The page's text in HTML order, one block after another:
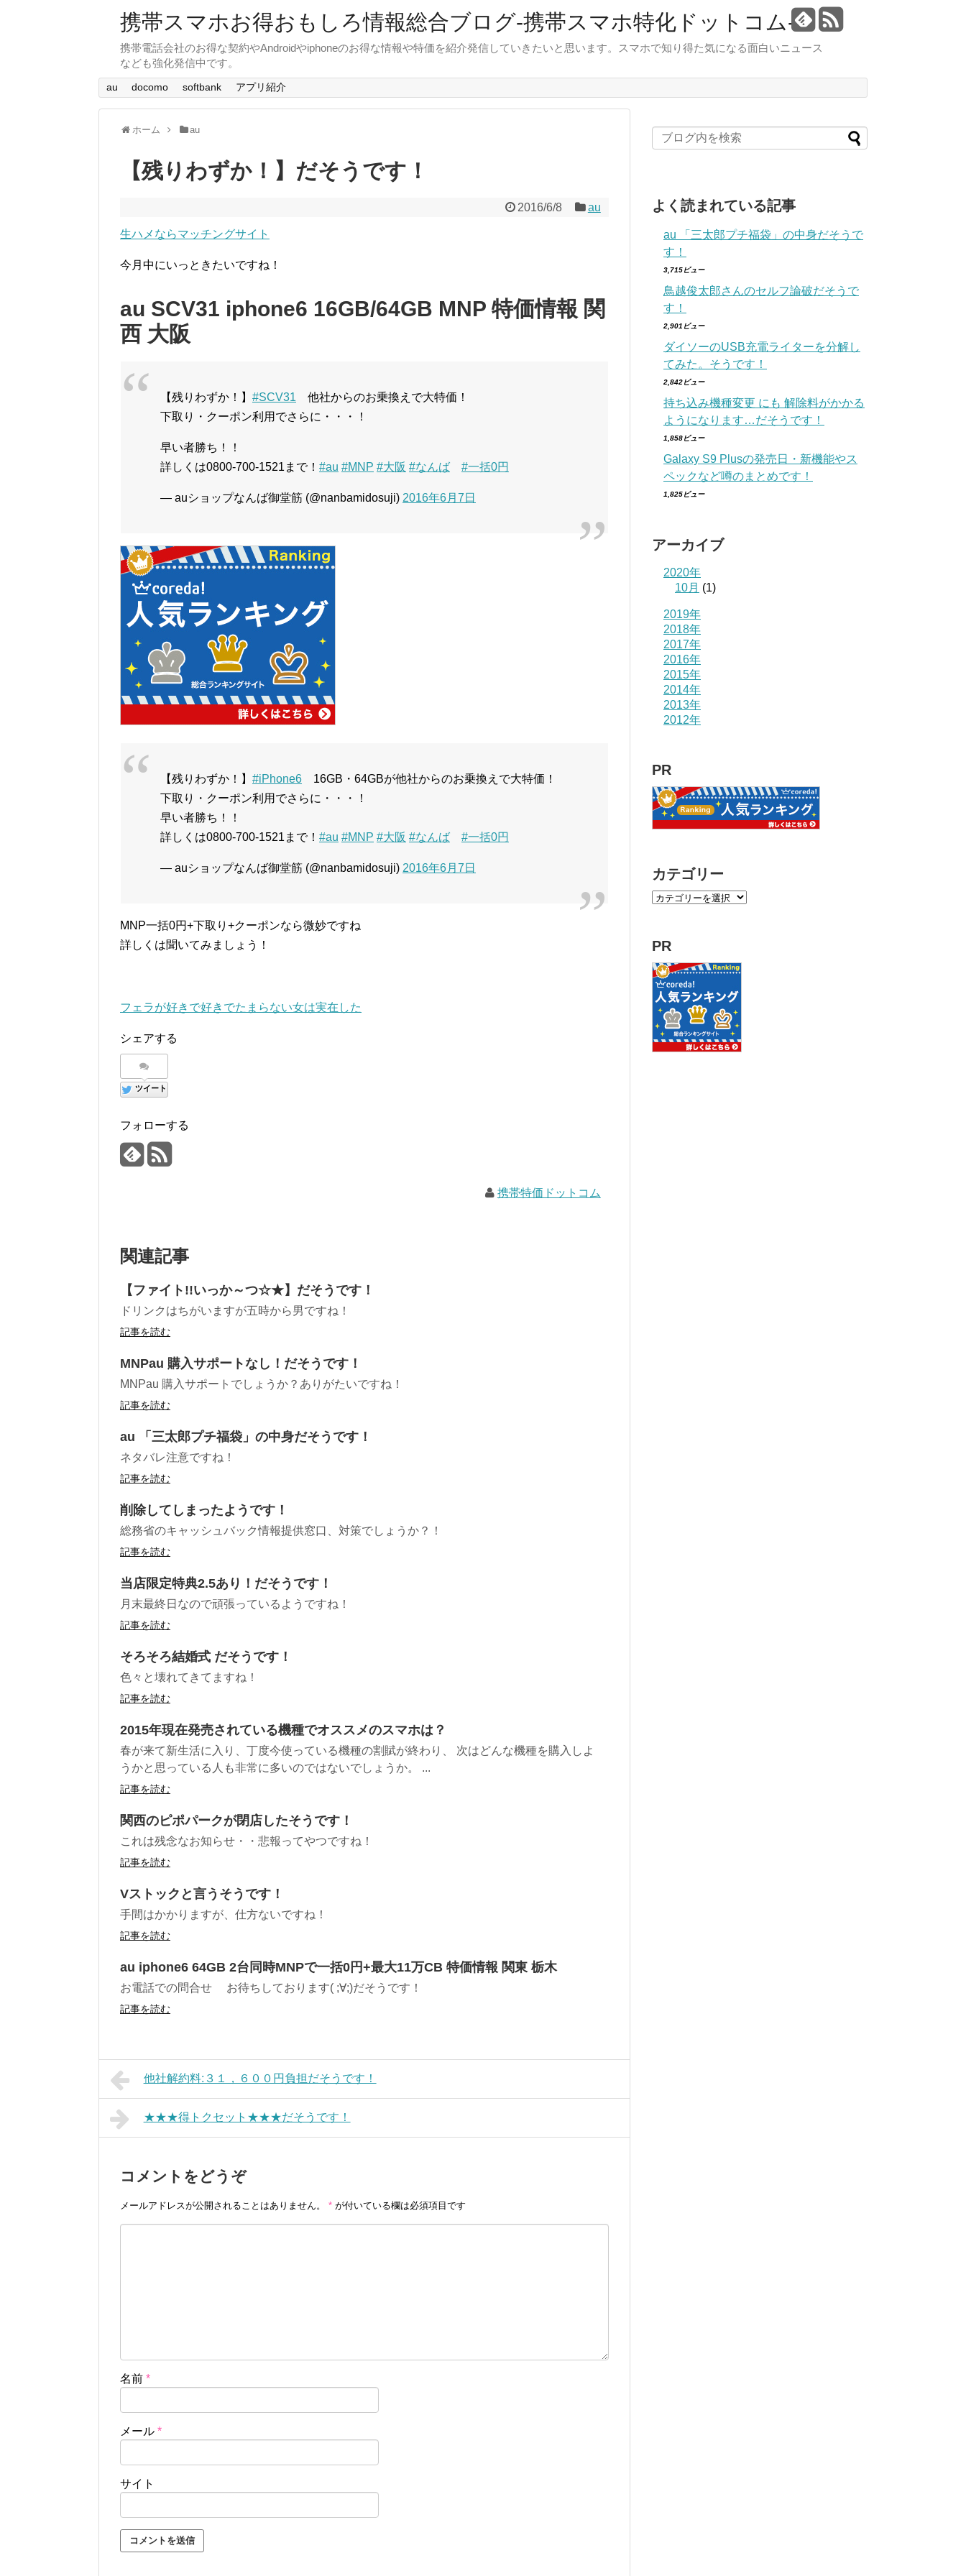
携帯スマホお得おもしろ情報総合ブログ-携帯スマホ特化ドットコム-
携帯電話会社のお得な契約やAndroidやiphoneのお得な情報や特価を紹介発信していきたいと思います。スマホで知り得た気になる面白いニュース
なども強化発信中です。
au docomo softbank アプリ紹介
ホーム au
【残りわずか！】だそうです！
2016/6/8 au
生ハメならマッチングサイト
今月中にいっときたいですね！
au SCV31 iphone6 16GB/64GB MNP 特価情報 関
西 大阪
【残りわずか！】 #SCV31 他社からのお乗換えで大特価！
下取り・クーポン利用でさらに・・・！
早い者勝ち！！
詳しくは0800-700-1521まで！ #au #MNP #大阪 #なんば #一括0円
— auショップなんば御堂筋 (@nanbamidosuji) 2016年6月7日
【残りわずか！】 #iPhone6 16GB・64GBが他社からのお乗換えで大特価！
下取り・クーポン利用でさらに・・・！
早い者勝ち！！
詳しくは0800-700-1521まで！ #au #MNP #大阪 #なんば #一括0円
— auショップなんば御堂筋 (@nanbamidosuji) 2016年6月7日
MNP一括0円+下取り+クーポンなら微妙ですね
詳しくは聞いてみましょう！
フェラが好きで好きでたまらない女は実在した
シェアする
ツイート
フォローする
携帯特価ドットコム
関連記事
【ファイト!!いっか～つ☆★】だそうです！
ドリンクはちがいますが五時から男ですね！
記事を読む
MNPau 購入サポートなし！だそうです！
MNPau 購入サポートでしょうか？ありがたいですね！
記事を読む
au 「三太郎プチ福袋」の中身だそうです！
ネタバレ注意ですね！
記事を読む
削除してしまったようです！
総務省のキャッシュバック情報提供窓口、対策でしょうか？！
記事を読む
当店限定特典2.5あり！だそうです！
月末最終日なので頑張っているようですね！
記事を読む
そろそろ結婚式 だそうです！
色々と壊れてきてますね！
記事を読む
2015年現在発売されている機種でオススメのスマホは？
春が来て新生活に入り、丁度今使っている機種の割賦が終わり、 次はどんな機種を購入しよ
うかと思っている人も非常に多いのではないでしょうか。 ...
記事を読む
関西のピポパークが閉店したそうです！
これは残念なお知らせ・・悲報ってやつですね！
記事を読む
Vストックと言うそうです！
手間はかかりますが、仕方ないですね！
記事を読む
au iphone6 64GB 2台同時MNPで一括0円+最大11万CB 特価情報 関東 栃木
お電話での問合せ お待ちしております( ;∀;)だそうです！
記事を読む
他社解約料:３１，６００円負担だそうです！
★★★得トクセット★★★だそうです！
コメントをどうぞ
メールアドレスが公開されることはありません。 * が付いている欄は必須項目です
名前 *
メール *
サイト
よく読まれている記事
au 「三太郎プチ福袋」の中身だそうで
す！
3,715ビュー
鳥越俊太郎さんのセルフ論破だそうで
す！
2,901ビュー
ダイソーのUSB充電ライターを分解し
てみた。そうです！
2,842ビュー
持ち込み機種変更 にも 解除料がかかる
ようになります…だそうです！
1,858ビュー
Galaxy S9 Plusの発売日・新機能やス
ペックなど噂のまとめです！
1,825ビュー
アーカイブ
2020年
10月 (1)
2019年
2018年
2017年
2016年
2015年
2014年
2013年
2012年
PR
カテゴリー
PR